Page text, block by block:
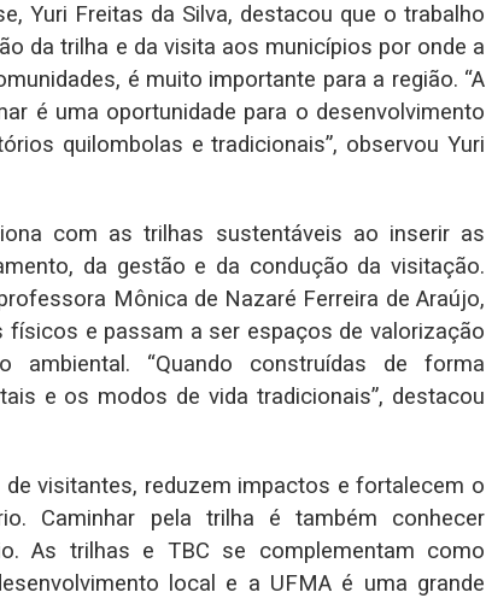
Yuri Freitas da Silva, destacou que o trabalho
da trilha e da visita aos municípios por onde a
é muito importante para a região. “A
é uma oportunidade para o desenvolvimento
quilombolas e tradicionais”, observou Yuri
com as trilhas sustentáveis ao inserir as
da gestão e da condução da visitação.
Mônica de Nazaré Ferreira de Araújo,
e passam a ser espaços de valorização
ambiental. “Quando construídas de forma
e os modos de vida tradicionais”, destacou
visitantes, reduzem impactos e fortalecem o
Caminhar pela trilha é também conhecer
As trilhas e TBC se complementam como
local e a UFMA é uma grande